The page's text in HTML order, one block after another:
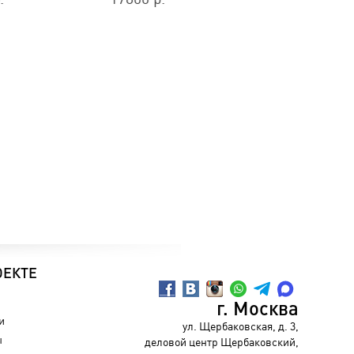
г. Москва
ул. Щербаковская, д. 3,
деловой центр Щербаковский,